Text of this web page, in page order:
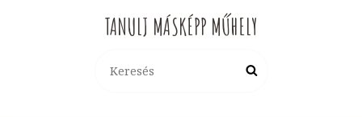
TANULJ MÁSKÉPP MŰHELY
Search